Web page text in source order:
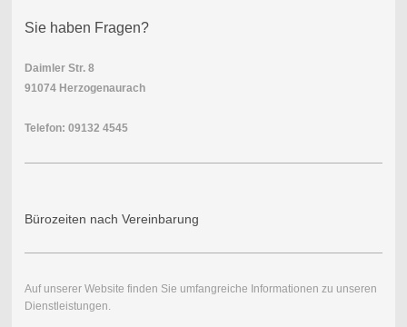
Sie haben Fragen?
Daimler Str. 8
91074 Herzogenaurach
Telefon: 09132 4545
Bürozeiten nach Vereinbarung
Auf unserer Website finden Sie umfangreiche Informationen zu unseren
Dienstleistungen.